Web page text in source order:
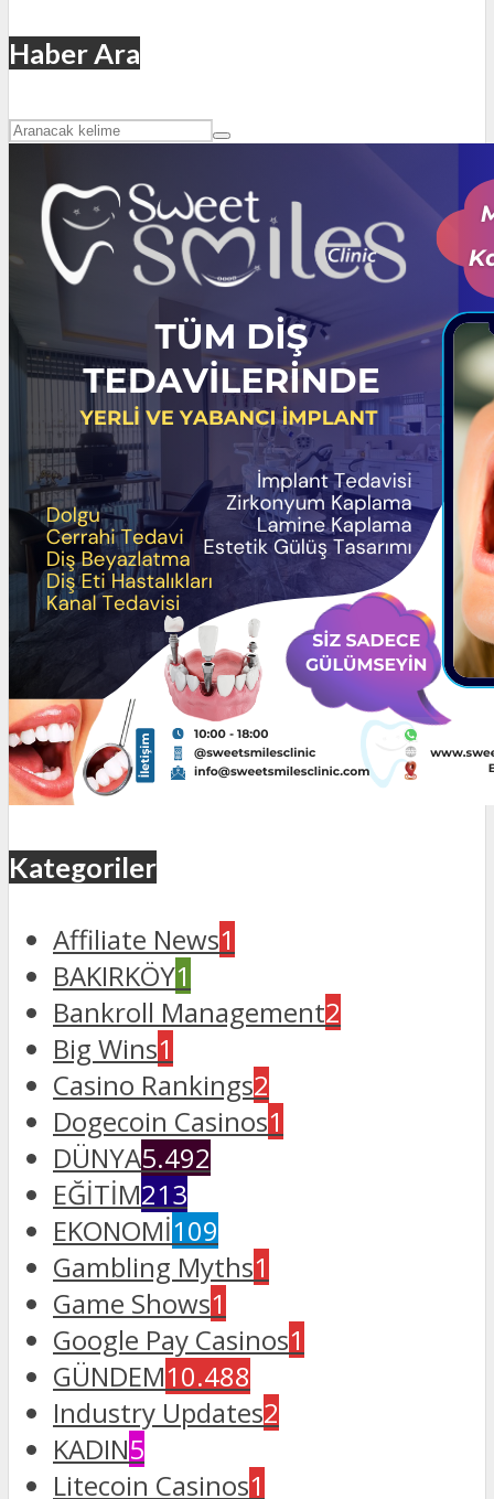
Haber Ara
Kategoriler
Affiliate News1
BAKIRKÖY1
Bankroll Management2
Big Wins1
Casino Rankings2
Dogecoin Casinos1
DÜNYA5.492
EĞİTİM213
EKONOMİ109
Gambling Myths1
Game Shows1
Google Pay Casinos1
GÜNDEM10.488
Industry Updates2
KADIN5
Litecoin Casinos1